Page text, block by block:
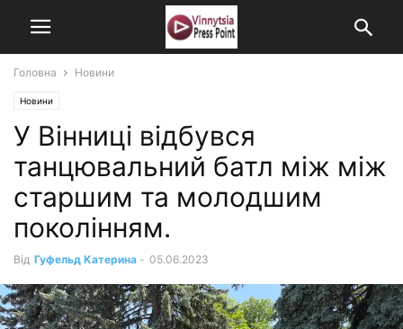
Головна Новини
Новини
У Вінниці відбувся
танцювальний батл між між
старшим та молодшим
поколінням.
Від Гуфельд Катерина - 05.06.2023